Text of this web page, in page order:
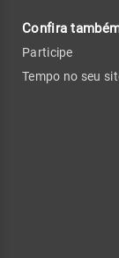
Confira
Participe
Tempo no seu